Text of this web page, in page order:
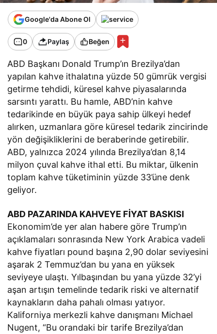
Google'da Abone Ol
0 Paylaş Beğen
ABD Başkanı Donald Trump’ın Brezilya’dan
yapılan kahve ithalatına yüzde 50 gümrük vergisi
getirme tehdidi, küresel kahve piyasalarında
sarsıntı yarattı. Bu hamle, ABD’nin kahve
tedarikinde en büyük paya sahip ülkeyi hedef
alırken, uzmanlara göre küresel tedarik zincirinde
yön değişikliklerini de beraberinde getirebilir.
ABD, yalnızca 2024 yılında Brezilya’dan 8,14
milyon çuval kahve ithal etti. Bu miktar, ülkenin
toplam kahve tüketiminin yüzde 33’üne denk
geliyor.
ABD PAZARINDA KAHVEYE FİYAT BASKISI
Ekonomim’de yer alan habere göre Trump’ın
açıklamaları sonrasında New York Arabica vadeli
kahve fiyatları pound başına 2,90 dolar seviyesini
aşarak 2 Temmuz’dan bu yana en yüksek
seviyeye ulaştı. Yılbaşından bu yana yüzde 32’yi
aşan artışın temelinde tedarik riski ve alternatif
kaynakların daha pahalı olması yatıyor.
Kaliforniya merkezli kahve danışmanı Michael
Nugent, “Bu orandaki bir tarife Brezilya’dan